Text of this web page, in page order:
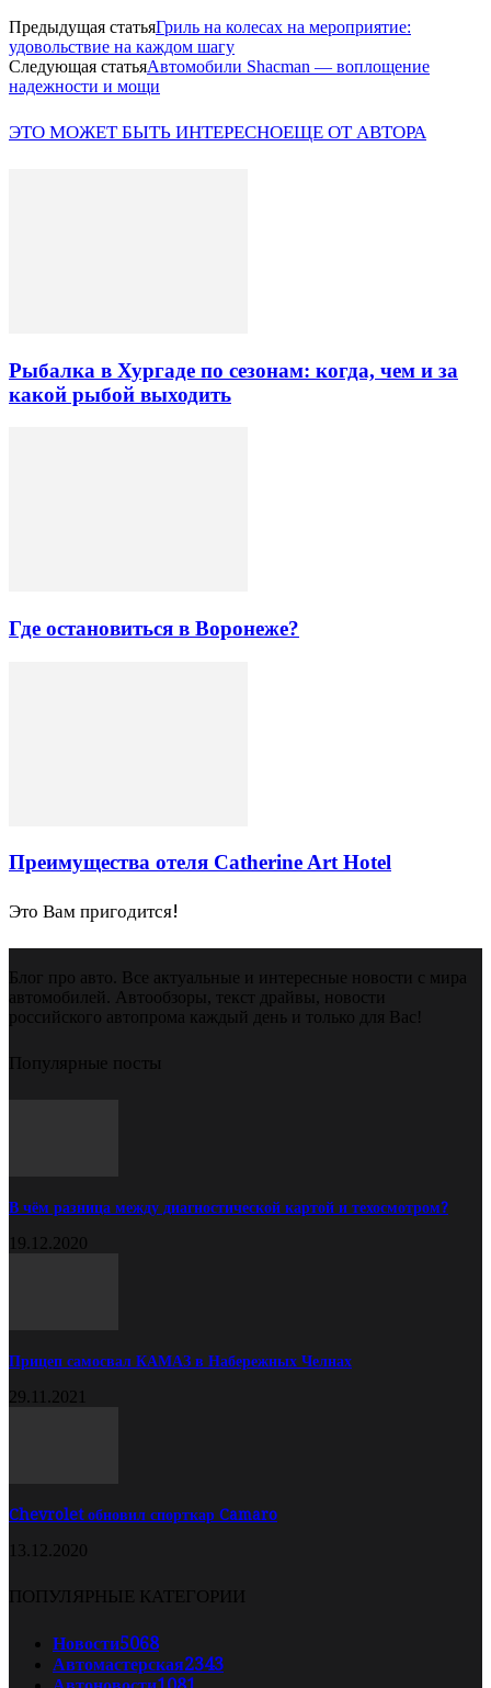
Предыдущая статьяГриль на колесах на мероприятие:
удовольствие на каждом шагу
Следующая статьяАвтомобили Shacman — воплощение
надежности и мощи
ЭТО МОЖЕТ БЫТЬ ИНТЕРЕСНОЕЩЕ ОТ АВТОРА
Рыбалка в Хургаде по сезонам: когда, чем и за
какой рыбой выходить
Где остановиться в Воронеже?
Преимущества отеля Catherine Art Hotel
Это Вам пригодится!
Блог про авто. Все актуальные и интересные новости с мира
автомобилей. Автообзоры, текст драйвы, новости
российского автопрома каждый день и только для Вас!
Популярные посты
В чём разница между диагностической картой и техосмотром?
19.12.2020
Прицеп самосвал КАМАЗ в Набережных Челнах
29.11.2021
Chevrolet обновил спорткар Camaro
13.12.2020
ПОПУЛЯРНЫЕ КАТЕГОРИИ
Новости5068
Автомастерская2343